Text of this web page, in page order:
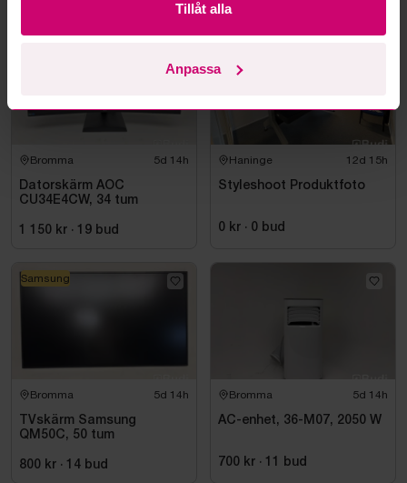
Tillåt alla
Anpassa
Bromma 5d 14h
Datorskärm AOC
CU34E4CW, 34 tum
1 150 kr · 19 bud
Haninge 12d 15h
Styleshoot Produktfoto
0 kr · 0 bud
Bromma 5d 14h
TVskärm Samsung
QM50C, 50 tum
800 kr · 14 bud
Samsung
Bromma 5d 14h
AC-enhet, 36-M07, 2050 W
700 kr · 11 bud